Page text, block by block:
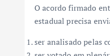
O acordo firmado
estadual precisa
ser analisado pelas